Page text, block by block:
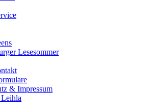
Lesesommer
& Impressum